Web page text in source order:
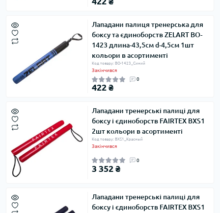
Лападани палиця тренерська для
боксу та єдиноборств ZELART BO-
1423 длина-43,5см d-4,5см 1шт
кольори в асортименті
Код товару: BO-1423_Синий
Закінчився
0
422 ₴
Лападани тренерські палиці для
боксу і єдиноборств FAIRTEX BXS1
2шт кольори в асортименті
Код товару: BXS1_Красный
Закінчився
0
3 352 ₴
Лападани тренерські палиці для
боксу і єдиноборств FAIRTEX BXS1